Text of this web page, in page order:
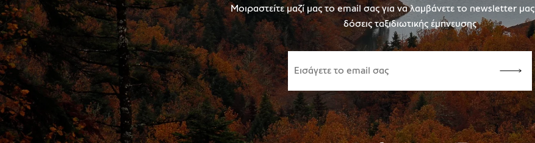
Μοιραστείτε μαζί μας το email σας για να λαμβάνετε το newsletter
δόσεις ταξιδιωτικής έμπνευσης